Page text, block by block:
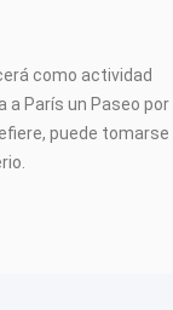
como actividad
a París un Paseo por
puede tomarse